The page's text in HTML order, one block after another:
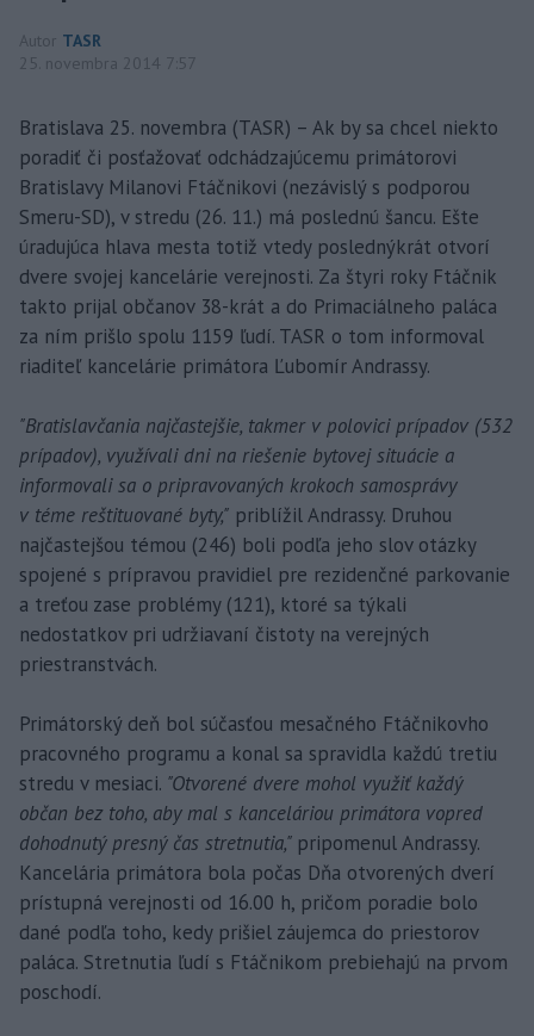
Autor TASR
25. novembra 2014 7:57
Bratislava 25. novembra (TASR) – Ak by sa chcel niekto
poradiť či posťažovať odchádzajúcemu primátorovi
Bratislavy Milanovi Ftáčnikovi (nezávislý s podporou
Smeru-SD), v stredu (26. 11.) má poslednú šancu. Ešte
úradujúca hlava mesta totiž vtedy poslednýkrát otvorí
dvere svojej kancelárie verejnosti. Za štyri roky Ftáčnik
takto prijal občanov 38-krát a do Primaciálneho paláca
za ním prišlo spolu 1159 ľudí. TASR o tom informoval
riaditeľ kancelárie primátora Ľubomír Andrassy.
"Bratislavčania najčastejšie, takmer v polovici prípadov (532
prípadov), využívali dni na riešenie bytovej situácie a
informovali sa o pripravovaných krokoch samosprávy
v téme reštituované byty," priblížil Andrassy. Druhou
najčastejšou témou (246) boli podľa jeho slov otázky
spojené s prípravou pravidiel pre rezidenčné parkovanie
a treťou zase problémy (121), ktoré sa týkali
nedostatkov pri udržiavaní čistoty na verejných
priestranstvách.
Primátorský deň bol súčasťou mesačného Ftáčnikovho
pracovného programu a konal sa spravidla každú tretiu
stredu v mesiaci. "Otvorené dvere mohol využiť každý
občan bez toho, aby mal s kanceláriou primátora vopred
dohodnutý presný čas stretnutia," pripomenul Andrassy.
Kancelária primátora bola počas Dňa otvorených dverí
prístupná verejnosti od 16.00 h, pričom poradie bolo
dané podľa toho, kedy prišiel záujemca do priestorov
paláca. Stretnutia ľudí s Ftáčnikom prebiehajú na prvom
poschodí.